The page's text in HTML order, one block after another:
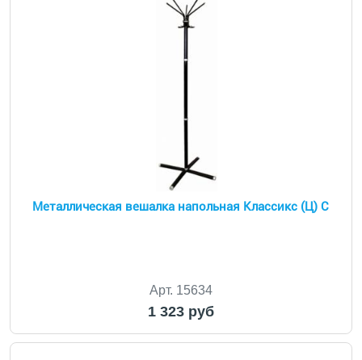
Металлическая вешалка напольная Классикс (Ц) С
Арт. 15634
1 323 руб